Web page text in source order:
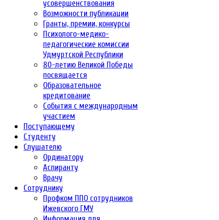
усовершенствования
Возможности публикации
Гранты, премии, конкурсы
Психолого-медико-
педагогические комиссии
Удмуртской Республики
80-летию Великой Победы
посвящается
Образовательное
кредитование
События с международным
участием
Поступающему
Студенту
Слушателю
Ординатору
Аспиранту
Врачу
Сотруднику
Профком ППО сотрудников
Ижевского ГМУ